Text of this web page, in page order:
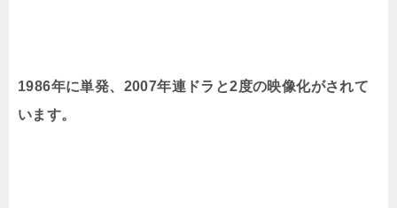
1986年に単発、2007年連ドラと2度の映像化がされて
います。